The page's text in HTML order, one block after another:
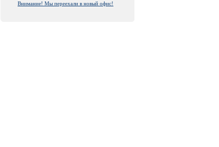
Внимание! Мы переехали в новый офис!